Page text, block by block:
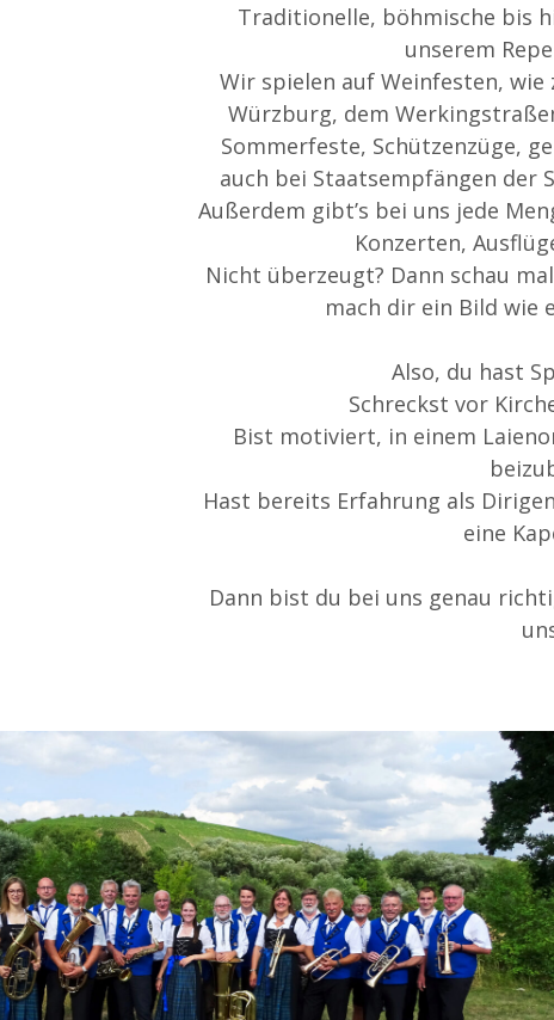
Traditionelle, böhmische bis
unserem
Wir spielen auf Weinfesten,
Würzburg, dem
Sommerfeste, Schützenzüge,
auch bei Staatsempfängen
Außerdem gibt’s bei uns jede
Konzerten,
Nicht überzeugt? Dann schau
mach dir ein Bild wie
Also, du hast
Schreckst vor
Bist motiviert, in einem
Hast bereits Erfahrung als
eine
Dann bist du bei uns genau